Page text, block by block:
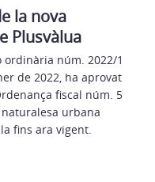
la nova
Plusvàlua
ordinària núm. 2022/1
de 2022, ha aprovat
fiscal núm. 5
urbana
fins ara vigent.